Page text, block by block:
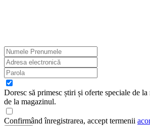
Doresc să primesc știri și oferte speciale de la
de la magazinul.
Confirmând înregistrarea, accept termenii